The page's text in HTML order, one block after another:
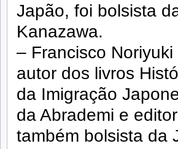
Japão, foi bolsista
Kanazawa.
– Francisco
autor dos livros
da Imigração
da Abrademi e
também bolsista da